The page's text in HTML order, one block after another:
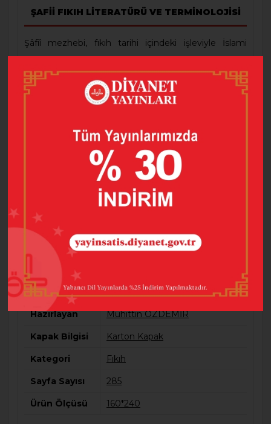
ŞAFİİ FIKIH LİTERATÜRÜ VE TERMİNOLOJİSİ
Şâfiî mezhebi, fıkıh tarihi içindeki işleviyle İslami
ilimlerin önemli bir parçası olan belli başlı birkaç
mezhepten biri olmuştur. Usulü ve fürû’uyla, ricali,
tarihi ve teorisiyle aynı alandaki diğer mezheplerle
Eser, Şâfiî fürû-i fıkıh literatüründe yer alan müellif ve
literatürle ilgili terimleri, mezhep görüşleriyle ilgili
kavramları, ıstılahları ve kalıp ifadeleri inceleyerek, bu
kavramların fıkıh içindeki konumunu ortaya koymaya
Barkod 9786254354212
Baskı Sayısı
Dil Türkçe
Hazırlayan Muhittin ÖZDEMİR
Kapak Bilgisi Karton Kapak
Kategori Fıkıh
Sayfa Sayısı 285
Ürün Ölçüsü 160*240